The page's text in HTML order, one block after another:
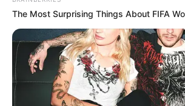
2. Untuk mengencangkan perut
bersama terus, coba deh gantian
untuk melakukansit up
The Most Surprising Things About FIFA